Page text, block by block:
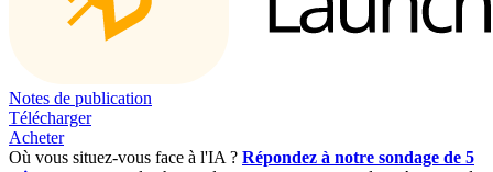
Notes de publication
Télécharger
Acheter
Où vous situez-vous face à l'IA ? Répondez à notre sondage de 5